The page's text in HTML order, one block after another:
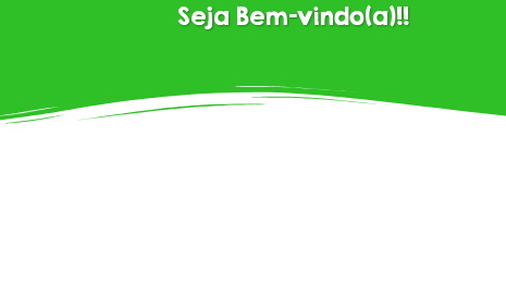
Seja Bem-vindo(a)!!